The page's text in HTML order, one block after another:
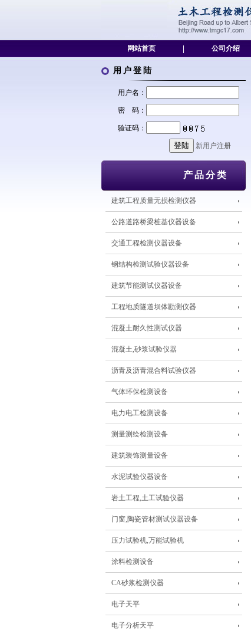
网站首页
公司介绍
用户登陆
用户名：
密 码：
验证码：
新用户注册
产品分类
建筑工程质量无损检测仪器
公路道路桥梁桩基仪器设备
交通工程检测仪器设备
钢结构检测试验仪器设备
建筑节能测试仪器设备
工程地质隧道坝体勘测仪器
混凝土耐久性测试仪器
混凝土,砂浆试验仪器
沥青及沥青混合料试验仪器
气体环保检测设备
电力电工检测设备
测量测绘检测设备
建筑装饰测量设备
水泥试验仪器设备
岩土工程,土工试验仪器
门窗,陶瓷管材测试仪器设备
压力试验机,万能试验机
涂料检测设备
CA砂浆检测仪器
电子天平
电子分析天平